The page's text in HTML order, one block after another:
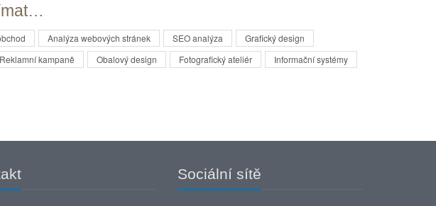
Analýza webových stránek SEO analýza
Grafický design
Reklamní kampaně Obalový design Fotografický ateliér
Informační systémy
Sociální sítě